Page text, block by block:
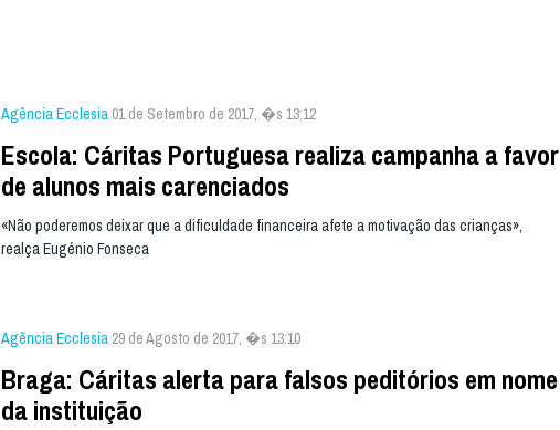
Agência Ecclesia 01 de Setembro de 2017, �s 13:12
Escola: Cáritas Portuguesa realiza campanha a favor
de alunos mais carenciados
«Não poderemos deixar que a dificuldade financeira afete a motivação das crianças»,
realça Eugénio Fonseca
Agência Ecclesia 29 de Agosto de 2017, �s 13:10
Braga: Cáritas alerta para falsos peditórios em nome
da instituição